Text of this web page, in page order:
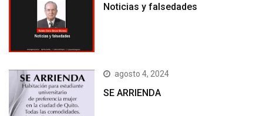
Noticias y falsedades
agosto 4, 2024
SE ARRIENDA